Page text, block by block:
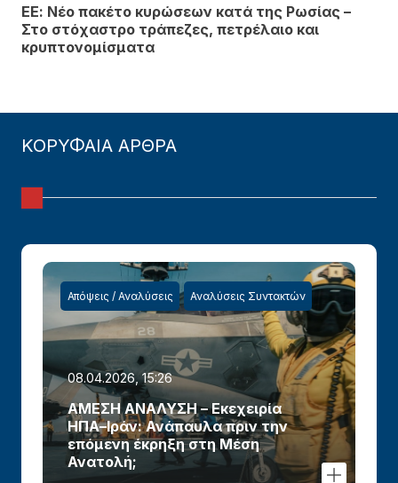
ΕΕ: Νέο πακέτο κυρώσεων κατά της Ρωσίας –
Στο στόχαστρο τράπεζες, πετρέλαιο και
κρυπτονομίσματα
ΚΟΡΥΦΑΙΑ ΑΡΘΡΑ
Απόψεις / Αναλύσεις Αναλύσεις Συντακτών
08.04.2026, 15:26
ΑΜΕΣΗ ΑΝΑΛΥΣΗ – Εκεχειρία
ΗΠΑ–Ιράν: Ανάπαυλα πριν την
επόμενη έκρηξη στη Μέση
Ανατολή;